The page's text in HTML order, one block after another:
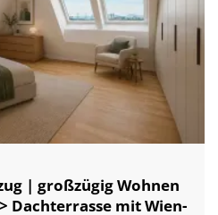
| großzügig Wohnen
Dachterrasse mit Wien-